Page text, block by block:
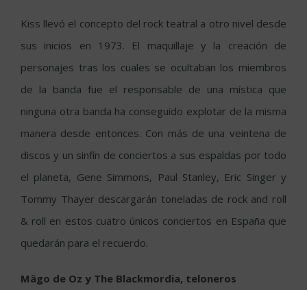
Kiss llevó el concepto del rock teatral a otro nivel desde
sus inicios en 1973. El maquillaje y la creación de
personajes tras los cuales se ocultaban los miembros
de la banda fue el responsable de una mística que
ninguna otra banda ha conseguido explotar de la misma
manera desde entonces. Con más de una veintena de
discos y un sinfín de conciertos a sus espaldas por todo
el planeta, Gene Simmons, Paul Stanley, Eric Singer y
Tommy Thayer descargarán toneladas de rock and roll
& roll en estos cuatro únicos conciertos en España que
quedarán para el recuerdo.
Mägo de Oz y The Blackmordia, teloneros